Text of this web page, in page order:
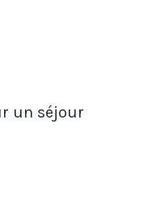
un séjour